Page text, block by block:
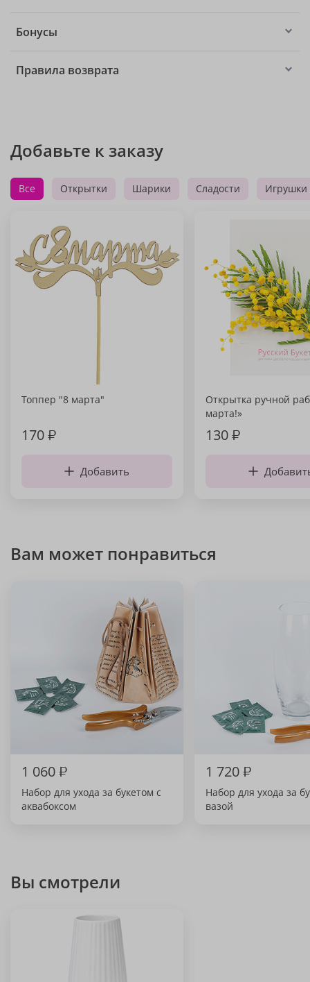
Бонусы
Правила возврата
Добавьте к заказу
Все Открытки Шарики Сладости Игрушки
Топпер "8 марта"
170₽
Добавить
Открытка ручной
марта!»
130₽
Вам может понравиться
1 060₽
Набор для ухода за букетом с
аквабоксом
1 720₽
Набор для ухода за
вазой
Вы смотрели